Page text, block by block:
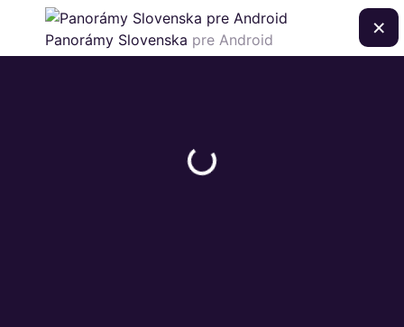
Panorámy Slovenska pre Android ×